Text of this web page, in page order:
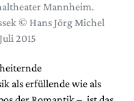
Mannheim.
© Hans Jörg Michel
2015
als erfüllende wie als